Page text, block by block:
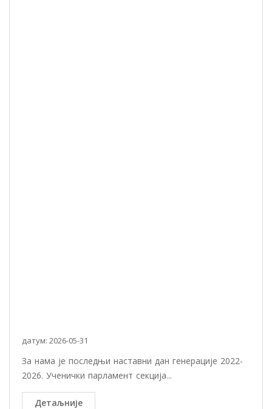
датум: 2026-05-31
За нама је последњи наставни дан генерације 2022-
2026. Ученички парламент секција...
Детаљније